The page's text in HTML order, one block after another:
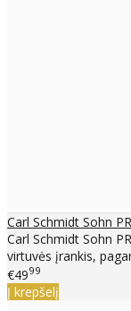
Carl Schmidt Sohn
Carl Schmidt Sohn
virtuvės įrankis,
€4999
Į krepšelį